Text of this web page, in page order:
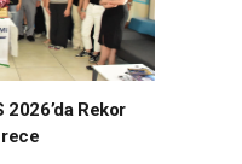
2026’da Rekor